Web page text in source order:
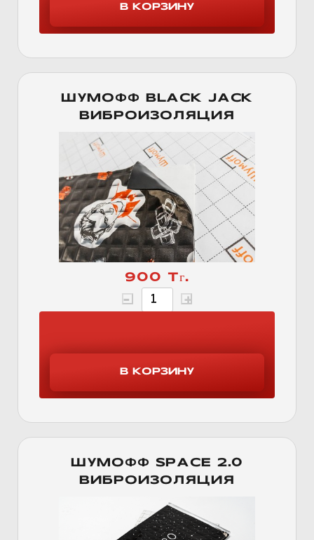
ШУМОФФ BLACK JACK
ВИБРОИЗОЛЯЦИЯ
900 Тг.
ШУМОФФ SPACE 2.0
ВИБРОИЗОЛЯЦИЯ